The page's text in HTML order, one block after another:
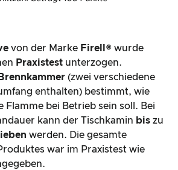
von der Marke Firell ® wurde
Praxistest unterzogen.
Brennkammer (zwei verschiedene
enthalten) bestimmt, wie
Flamme bei Betrieb sein soll. Bei
kann der Tischkamin bis zu
werden. Die gesamte
war im Praxistest wie